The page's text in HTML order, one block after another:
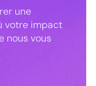
une
votre impact
nous vous